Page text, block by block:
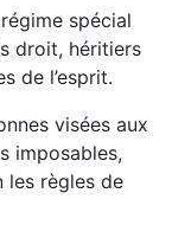
spécial
droit, héritiers
de l’esprit.
visées aux
imposables,
les règles de